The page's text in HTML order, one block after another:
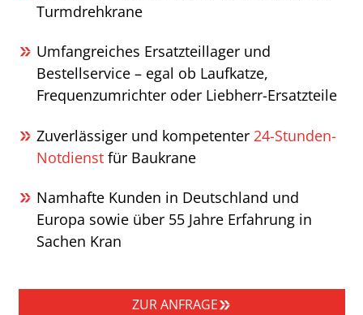
Turmdrehkrane
Umfangreiches Ersatzteillager und
Bestellservice – egal ob Laufkatze,
Frequenzumrichter oder Liebherr-Ersatzteile
Zuverlässiger und kompetenter 24-Stunden-
Notdienst für Baukrane
Namhafte Kunden in Deutschland und
Europa sowie über 55 Jahre Erfahrung in
Sachen Kran
ZUR ANFRAGE